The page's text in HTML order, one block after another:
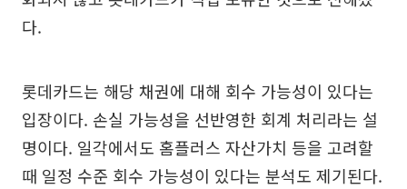
다.
롯데카드는 해당 채권에 대해 회수 가능성이 있다는
입장이다. 손실 가능성을 선반영한 회계 처리라는 설
명이다. 일각에서도 홈플러스 자산가치 등을 고려할
때 일정 수준 회수 가능성이 있다는 분석도 제기된다.